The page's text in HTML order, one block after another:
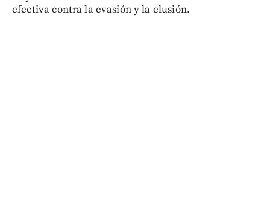
efectiva contra la evasión y la elusión.